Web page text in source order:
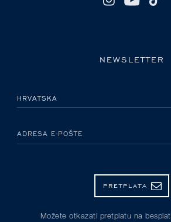
NEWSLETTER
ADRESA E-POŠTE
PRETPLATA
Možete otkazati pretplatu na